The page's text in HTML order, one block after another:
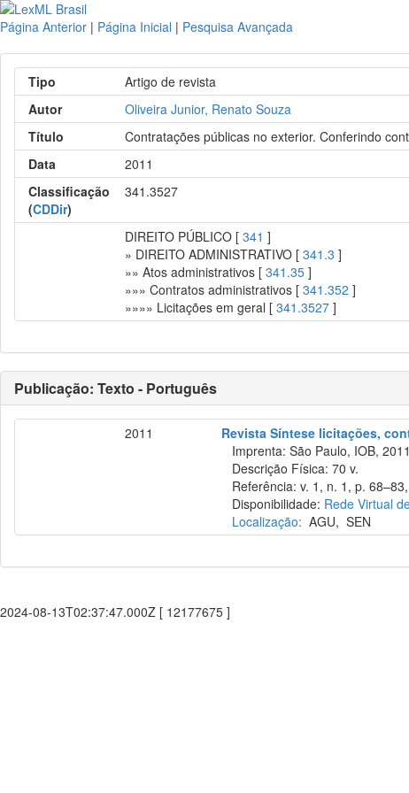
Página Anterior | Página Inicial | Pesquisa Avançada
Tipo
Artigo de revista
Autor
Oliveira Junior, Renato Souza
Título
Contratações públicas no exterior. Conferindo
Data
2011
Classificação
(CDDir)
341.3527
DIREITO PÚBLICO [341 ]
» DIREITO ADMINISTRATIVO [341.3 ]
»» Atos administrativos [341.35 ]
»»» Contratos administrativos [341.352 ]
»»»» Licitações em geral [341.3527 ]
Publicação: Texto - Português
2011
Revista Síntese licitações,
Imprenta: São Paulo, IOB,
Descrição Física: 70 v.
Referência: v. 1, n. 1, p.
Disponibilidade: Rede Virtual
Localização: AGU,SEN
2024-08-13T02:37:47.000Z [ 12177675 ]